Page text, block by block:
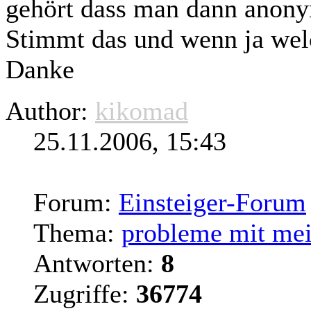
gehört dass man dann
Stimmt das und wenn ja
Danke
Author: kikomad
25.11.2006, 15:43
Forum: Einsteiger-Forum
Thema: probleme mit
Antworten: 8
Zugriffe: 36774